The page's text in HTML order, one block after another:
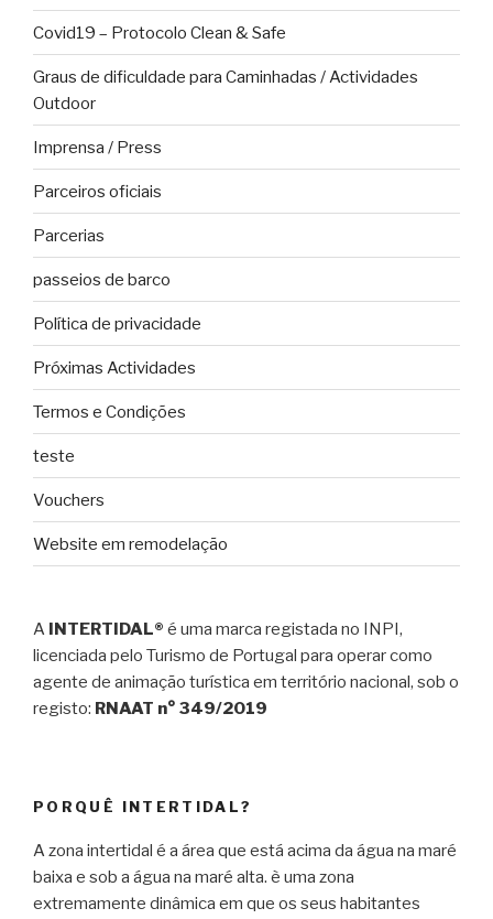
Covid19 – Protocolo Clean & Safe
Graus de dificuldade para Caminhadas / Actividades
Outdoor
Imprensa / Press
Parceiros oficiais
Parcerias
passeios de barco
Política de privacidade
Próximas Actividades
Termos e Condições
teste
Vouchers
Website em remodelação
A INTERTIDAL® é uma marca registada no INPI,
licenciada pelo Turismo de Portugal para operar como
agente de animação turística em território nacional, sob o
registo: RNAAT n° 349/2019
PORQUÊ INTERTIDAL?
A zona intertidal é a área que está acima da água na maré
baixa e sob a água na maré alta. è uma zona
extremamente dinâmica em que os seus habitantes